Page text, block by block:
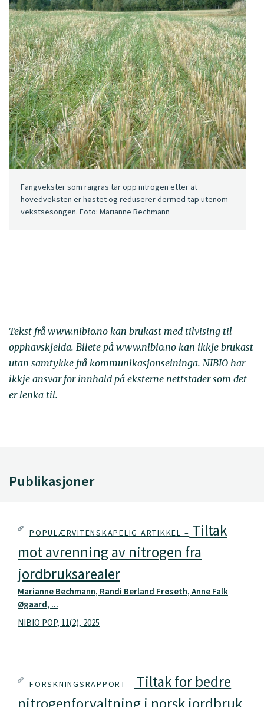
Fangvekster som raigras tar opp nitrogen etter at
hovedveksten er høstet og reduserer dermed tap utenom
vekstsesongen. Foto: Marianne Bechmann
Tekst frå www.nibio.no kan brukast med tilvising til
opphavskjelda. Bilete på www.nibio.no kan ikkje brukast
utan samtykke frå kommunikasjonseininga. NIBIO har
ikkje ansvar for innhald på eksterne nettstader som det
er lenka til.
Publikasjoner
POPULÆRVITENSKAPELIG ARTIKKEL – Tiltak
mot avrenning av nitrogen fra
jordbruksarealer
Marianne Bechmann, Randi Berland Frøseth, Anne Falk
Øgaard, ...
NIBIO POP, 11(2), 2025
FORSKNINGSRAPPORT – Tiltak for bedre